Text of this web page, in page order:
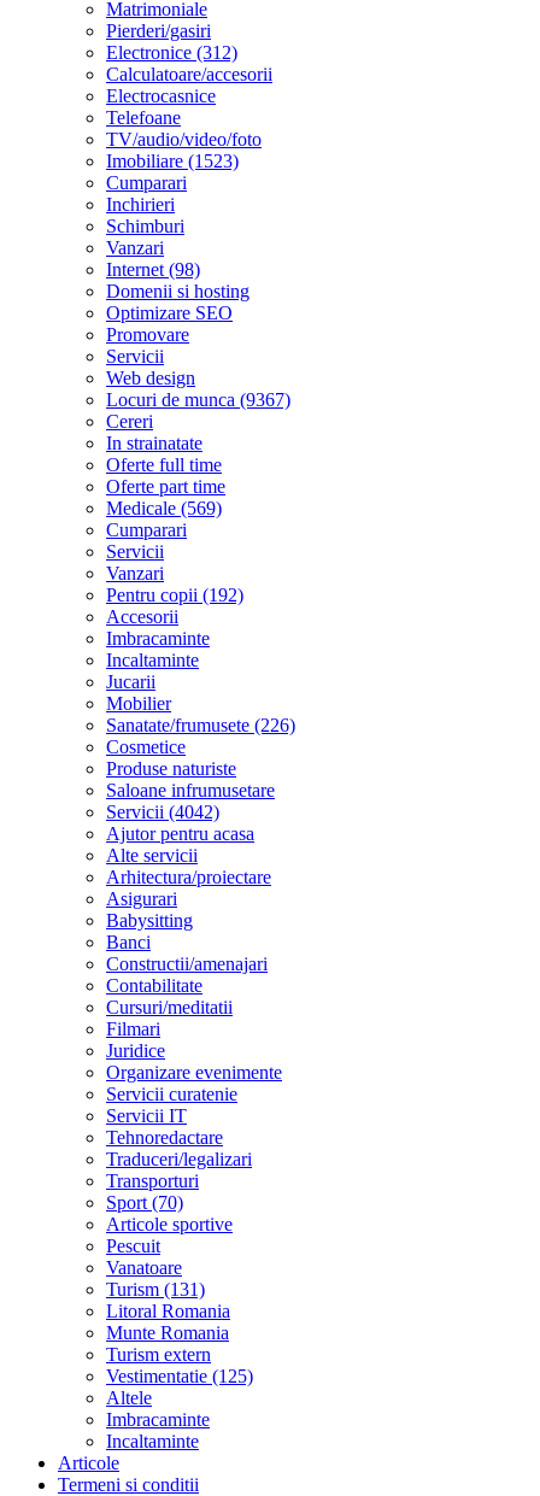
Matrimoniale
Pierderi/gasiri
Electronice (312)
Calculatoare/accesorii
Electrocasnice
Telefoane
TV/audio/video/foto
Imobiliare (1523)
Cumparari
Inchirieri
Schimburi
Vanzari
Internet (98)
Domenii si hosting
Optimizare SEO
Promovare
Servicii
Web design
Locuri de munca (9367)
Cereri
In strainatate
Oferte full time
Oferte part time
Medicale (569)
Cumparari
Servicii
Vanzari
Pentru copii (192)
Accesorii
Imbracaminte
Incaltaminte
Jucarii
Mobilier
Sanatate/frumusete (226)
Cosmetice
Produse naturiste
Saloane infrumusetare
Servicii (4042)
Ajutor pentru acasa
Alte servicii
Arhitectura/proiectare
Asigurari
Babysitting
Banci
Constructii/amenajari
Contabilitate
Cursuri/meditatii
Filmari
Juridice
Organizare evenimente
Servicii curatenie
Servicii IT
Tehnoredactare
Traduceri/legalizari
Transporturi
Sport (70)
Articole sportive
Pescuit
Vanatoare
Turism (131)
Litoral Romania
Munte Romania
Turism extern
Vestimentatie (125)
Altele
Imbracaminte
Incaltaminte
Articole
Termeni si conditii